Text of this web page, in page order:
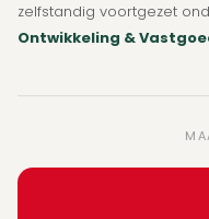
zelfstandig voortgezet
Ontwikkeling &